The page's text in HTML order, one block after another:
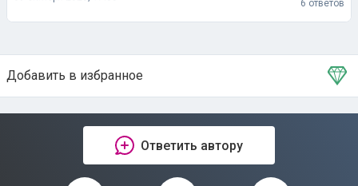
6 ответов
Добавить в избранное
Тема в избранном
Ответить автору